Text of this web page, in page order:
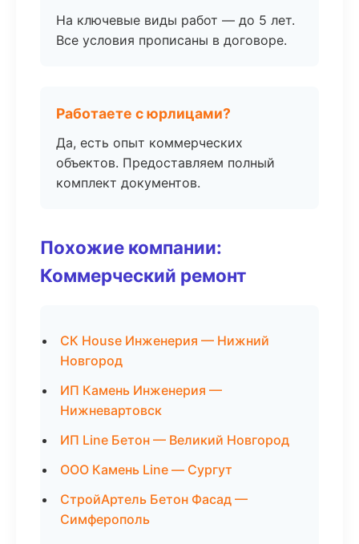
На ключевые виды работ — до 5 лет.
Все условия прописаны в договоре.
Работаете с юрлицами?
Да, есть опыт коммерческих
объектов. Предоставляем полный
комплект документов.
Похожие компании:
Коммерческий ремонт
СК House Инженерия — Нижний
Новгород
ИП Камень Инженерия —
Нижневартовск
ИП Line Бетон — Великий Новгород
ООО Камень Line — Сургут
СтройАртель Бетон Фасад —
Симферополь